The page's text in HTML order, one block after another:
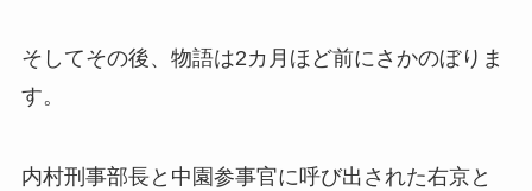
そしてその後、物語は2カ月ほど前にさかのぼりま
す。
内村刑事部長と中園参事官に呼び出された右京と